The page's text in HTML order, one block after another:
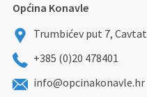
Općina Konavle
Trumbićev put 7, Cavtat
+385 (0)20 478401
info@opcinakonavle.hr